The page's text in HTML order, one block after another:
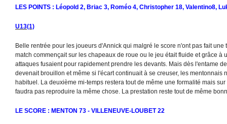
LES POINTS : Léopold 2, Briac 3, Roméo 4, Christopher 18, Valentino8,
U13(1)
Belle rentrée pour les joueurs d'Annick qui malgré le score n'ont pas fait une
match commençait sur les chapeaux de roue ou le jeu était fluide et grâce à
attaques fusaient pour rapidement prendre les devants. Mais dès l'entame
devenait brouillon et même si l'écart continuait à se creuser, les mentonnais
habituel. La deuxième mi-temps restera tout de même une formalité mais
faudra pas reproduire la même chose. La prestation reste tout de même
LE SCORE : MENTON 73 - VILLENEUVE-LOUBET 22